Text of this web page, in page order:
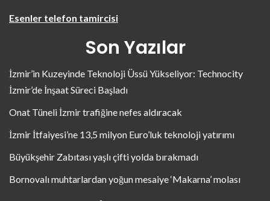
Esenler telefon tamircisi
Son Yazılar
İzmir’in Kuzeyinde Teknoloji Üssü Yükseliyor: Technocity
İzmir’de İnşaat Süreci Başladı
Onat Tüneli İzmir trafiğine nefes aldıracak
İzmir İtfaiyesi’ne 13,5 milyon Euro’luk teknoloji yatırımı
Büyükşehir Zabıtası yaşlı çifti yolda bırakmadı
Bornovalı muhtarlardan yoğun mesaiye ‘Makarna’ molası